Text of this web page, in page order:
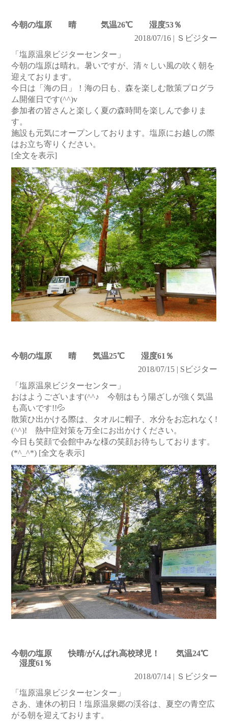
今朝の塩原 晴 気温26℃ 湿度53％
2018/07/16 | Ｓビジター
「塩原温泉ビジターセンター」
今朝の塩原は晴れ。暑いですが、清々しい風の吹く朝を
迎えております。
今日は「海の日」！海の日も、森を楽しむ散策プログラ
ム開催日です(^^)v
参加者の皆さんと楽しく夏の森時間を楽しんで参りま
す。
施設も元気にオープンしております。塩原にお越しの際
はお立ち寄りください。
[全文を表示]
今朝の塩原 晴 気温25℃ 湿度61％
2018/07/15 | Sビジター
「塩原温泉ビジターセンター」
おはようございます(^^♪ 今朝はもう陽ざしが強く気温
も高いです!!💦
散策ひ出かける際は、タオルに帽子、水分をお忘れなく!
(^^)! 熱中症対策を万全にお出かけください。
今日も笑顔で会館中みな様の笑顔お待ちしております。
(*^_^*) [全文を表示]
今朝の塩原 快晴/がんばれ高校球児！ 気温24℃
湿度61％
2018/07/14 | Ｓビジター
「塩原温泉ビジターセンター」
さあ、連休の初日！塩原温泉郷の渓谷は、夏空の青空広
がる朝を迎えております。